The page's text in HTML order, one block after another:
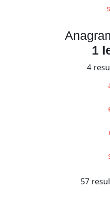
1
4
57